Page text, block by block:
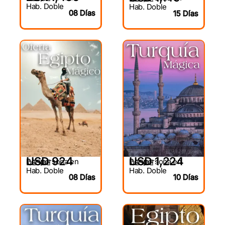
Hab. Doble
08 Días
Hab. Doble
15 Días
DESDE
USD 924
Por persona en
Hab. Doble
08 Días
DESDE
USD 1,224
Por persona en
Hab. Doble
10 Días